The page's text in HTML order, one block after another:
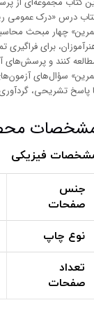
درس «درک عمومی
چهار مبحث
برای
کنند و پرسش‌های
سؤال‌های
پاسخ تشریحی،
فیزیکی
جنس
صفحات
نوع چاپ
تعداد
صفحات